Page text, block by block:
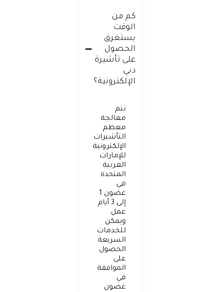
كم من
الوقت
يستغرق
الحصول
على تأشيرة
دبي
الإلكترونية؟
تتم
معالجة
معظم
التأشيرات
الإلكترونية
للإمارات
العربية
المتحدة
في
غضون 1
إلى 3 أيام
عمل.
ويمكن
للخدمات
السريعة
الحصول
على
الموافقة
في
غضون